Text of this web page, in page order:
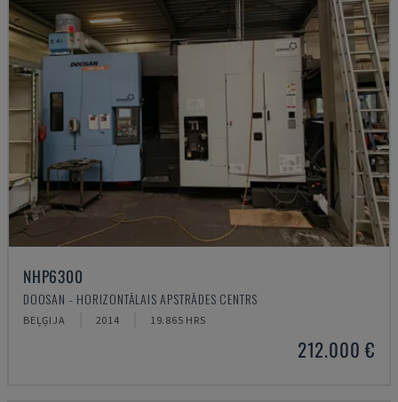
NHP6300
DOOSAN - HORIZONTĀLAIS APSTRĀDES CENTRS
BEĻĢIJA 2014 19.865 HRS
212.000 €